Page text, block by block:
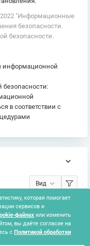
"Информационные
безопасности.
безопасности.
информационной
в соответствии с
Вид
которая помогает
сервисов и
файлах или изменить
вы даёте согласие на
с Политикой обработки